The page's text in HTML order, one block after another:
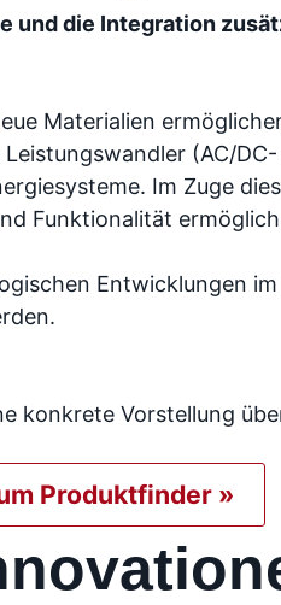
und die Integration
Materialien
(AC/
Im Zuge
Funktionalität
Entwicklungen
konkrete Vorstellung
Produktfinder »